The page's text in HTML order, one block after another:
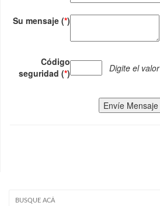
Su mensaje (*)
Código
seguridad (*) Digite el valor
Envíe Mensaje